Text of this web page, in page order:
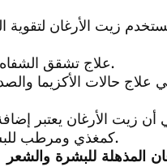
4. علاج تشقق الشفاه: يمكن استخدام زيت الأرغان لترطيب الشفاه الجافة وعلاج تشققها.
زيت الأرغان يعتبر
كمغذي ومرطب للبشرة أو عن طريق إضافته إلى منتجات العناية بالبشرة والشعر المعتادة.
المذهلة للبشرة والشعر